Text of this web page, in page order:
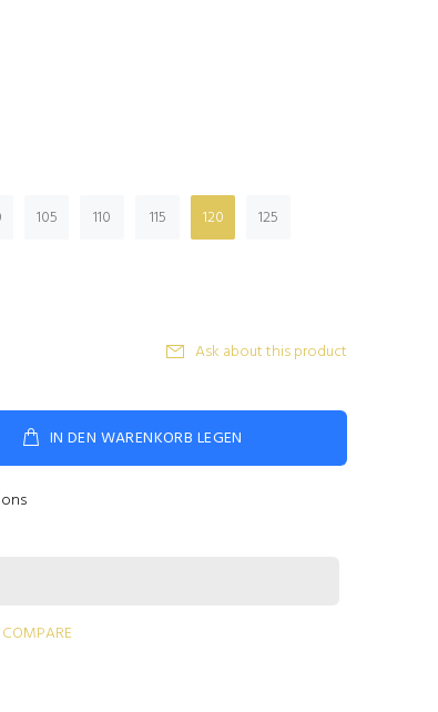
105 110 115 120 125
Ask about this product
IN DEN WARENKORB LEGEN